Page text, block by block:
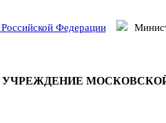
Федерации
УЧРЕЖДЕНИЕ